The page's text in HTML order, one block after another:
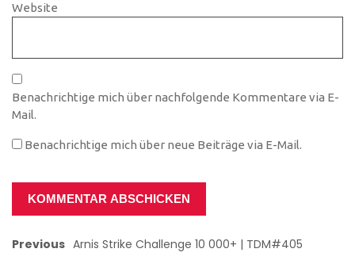
Website
Benachrichtige mich über nachfolgende Kommentare via E-
Mail.
Benachrichtige mich über neue Beiträge via E-Mail.
Previous Arnis Strike Challenge 10 000+ | TDM#405